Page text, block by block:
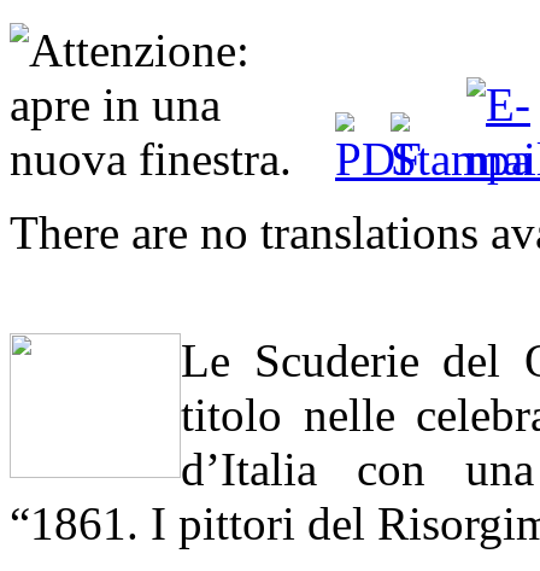
There are no translations
Le Scuderie del
titolo nelle
d’Italia con
“1861. I pittori del